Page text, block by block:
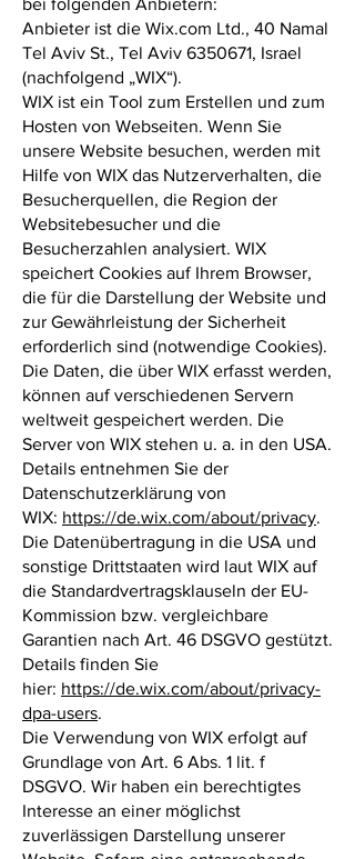
bei folgenden Anbietern:
Anbieter ist die Wix.com Ltd., 40 Namal
Tel Aviv St., Tel Aviv 6350671, Israel
(nachfolgend „WIX“).
WIX ist ein Tool zum Erstellen und zum
Hosten von Webseiten. Wenn Sie
unsere Website besuchen, werden mit
Hilfe von WIX das Nutzerverhalten, die
Besucherquellen, die Region der
Websitebesucher und die
Besucherzahlen analysiert. WIX
speichert Cookies auf Ihrem Browser,
die für die Darstellung der Website und
zur Gewährleistung der Sicherheit
erforderlich sind (notwendige Cookies).
Die Daten, die über WIX erfasst werden,
können auf verschiedenen Servern
weltweit gespeichert werden. Die
Server von WIX stehen u. a. in den USA.
Details entnehmen Sie der
Datenschutzerklärung von
WIX: https://de.wix.com/about/privacy.
Die Datenübertragung in die USA und
sonstige Drittstaaten wird laut WIX auf
die Standardvertragsklauseln der EU-
Kommission bzw. vergleichbare
Garantien nach Art. 46 DSGVO gestützt.
Details finden Sie
hier: https://de.wix.com/about/privacy-
dpa-users.
Die Verwendung von WIX erfolgt auf
Grundlage von Art. 6 Abs. 1 lit. f
DSGVO. Wir haben ein berechtigtes
Interesse an einer möglichst
zuverlässigen Darstellung unserer